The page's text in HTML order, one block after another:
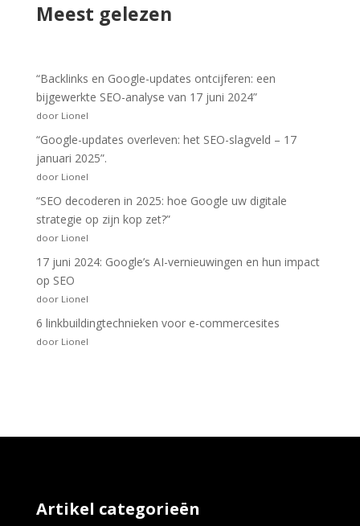
Meest gelezen
“Backlinks en Google-updates ontcijferen: een
bijgewerkte SEO-analyse van 17 juni 2024”
door Lionel
“Google-updates overleven: het SEO-slagveld – 17
januari 2025”.
door Lionel
“SEO decoderen in 2025: hoe Google uw digitale
strategie op zijn kop zet?”
door Lionel
17 juni 2024: Google’s AI-vernieuwingen en hun impact
op SEO
door Lionel
6 linkbuildingtechnieken voor e-commercesites
door Lionel
Artikel categorieën